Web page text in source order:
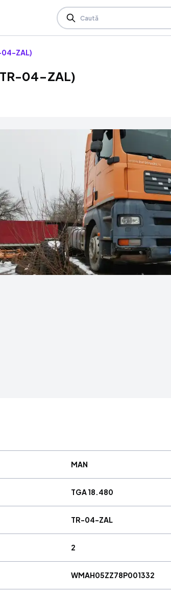
04-ZAL)
04-ZAL)
MAN
TGA 18.480
TR-04-ZAL
2
WMAH05ZZ78P001332